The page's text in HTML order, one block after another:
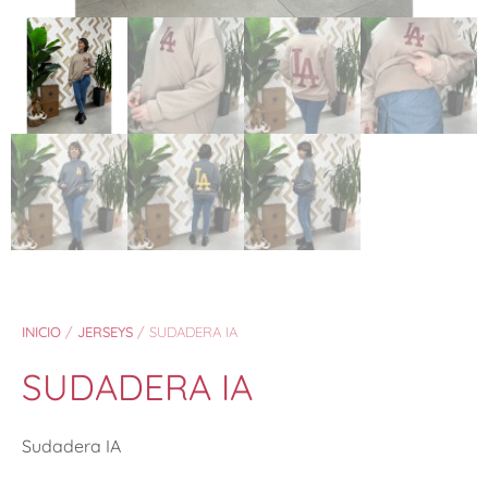
INICIO / JERSEYS / SUDADERA IA
SUDADERA IA
Sudadera IA